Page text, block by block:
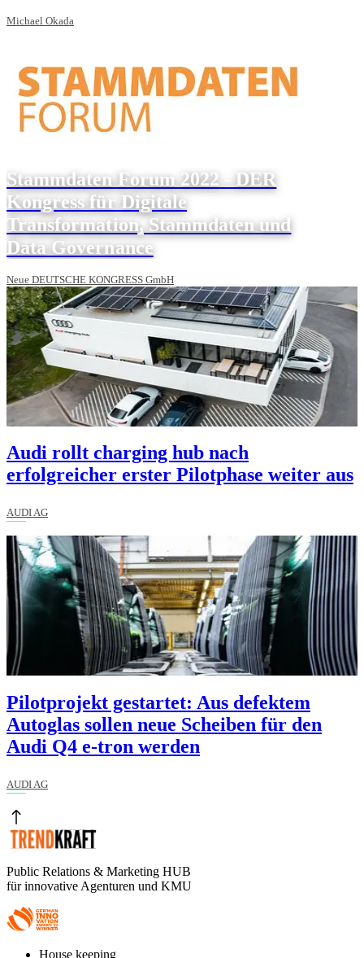
Michael Okada
Stammdaten Forum 2022 - DER
Kongress für Digitale
Transformation, Stammdaten und
Data Governance
Neue DEUTSCHE KONGRESS GmbH
Audi rollt charging hub nach
erfolgreicher erster Pilotphase weiter aus
AUDI AG
Pilotprojekt gestartet: Aus defektem
Autoglas sollen neue Scheiben für den
Audi Q4 e-tron werden
AUDI AG
Public Relations & Marketing HUB
für innovative Agenturen und KMU
FooterHouse keeping